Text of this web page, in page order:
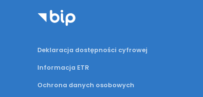
Deklaracja dostępności cyfrowej
Informacja ETR
Ochrona danych osobowych